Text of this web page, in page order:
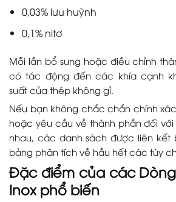
0,03% lưu huỳnh
0,1% nitơ
Mỗi lần bổ sung hoặc điều chỉnh
có tác động đến các khía cạnh
suất của thép không gỉ.
Nếu bạn không chắc chắn chính
hoặc yêu cầu về thành phần đối
nhau, các danh sách được liên
bảng phân tích về hầu hết các tùy
Đặc điểm của các
Inox phổ biến